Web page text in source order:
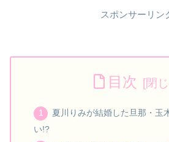
スポンサーリン
目次
夏川りみが結婚した旦那・玉
い!?